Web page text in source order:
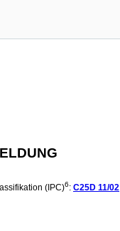
(IPC)6: C25D 11/02